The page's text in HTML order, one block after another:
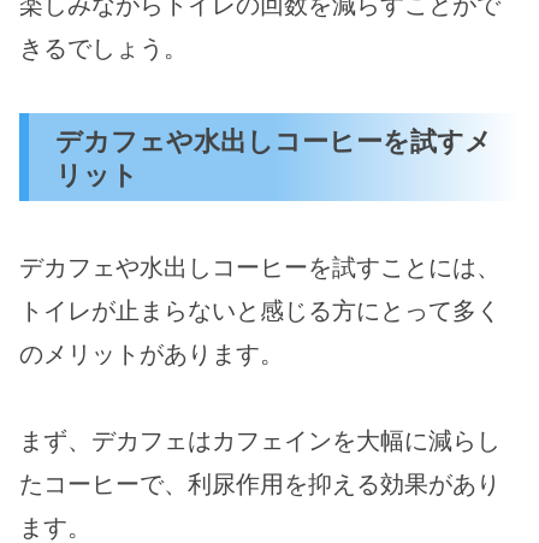
きるでしょう。
デカフェや水出しコーヒーを試すメ
リット
デカフェや水出しコーヒーを試すことには、
トイレが止まらないと感じる方にとって多く
のメリットがあります。
まず、デカフェはカフェインを大幅に減らし
たコーヒーで、利尿作用を抑える効果があり
ます。